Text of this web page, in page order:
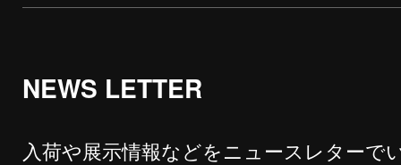
NEWS LETTER
入荷や展示情報などをニュースレターで